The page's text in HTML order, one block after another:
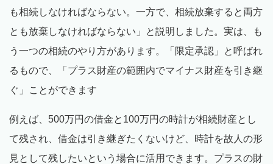
も相続しなければならない。一方で、相続放棄すると両方
とも放棄しなければならない」と説明しました。実は、も
う一つの相続のやり方があります。「限定承認」と呼ばれ
るもので、「プラス財産の範囲内でマイナス財産を引き継
ぐ」ことができます
例えば、500万円の借金と100万円の時計が相続財産とし
て残され、借金は引き継ぎたくないけど、時計を故人の形
見として残したいという場合に活用できます。プラスの財